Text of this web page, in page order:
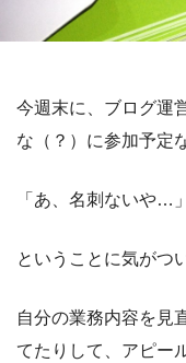
今週末に、ブログ運
な（？）に参加予定
「あ、名刺ないや…」
ということに気がつ
自分の業務内容を見
てたりして、アピー